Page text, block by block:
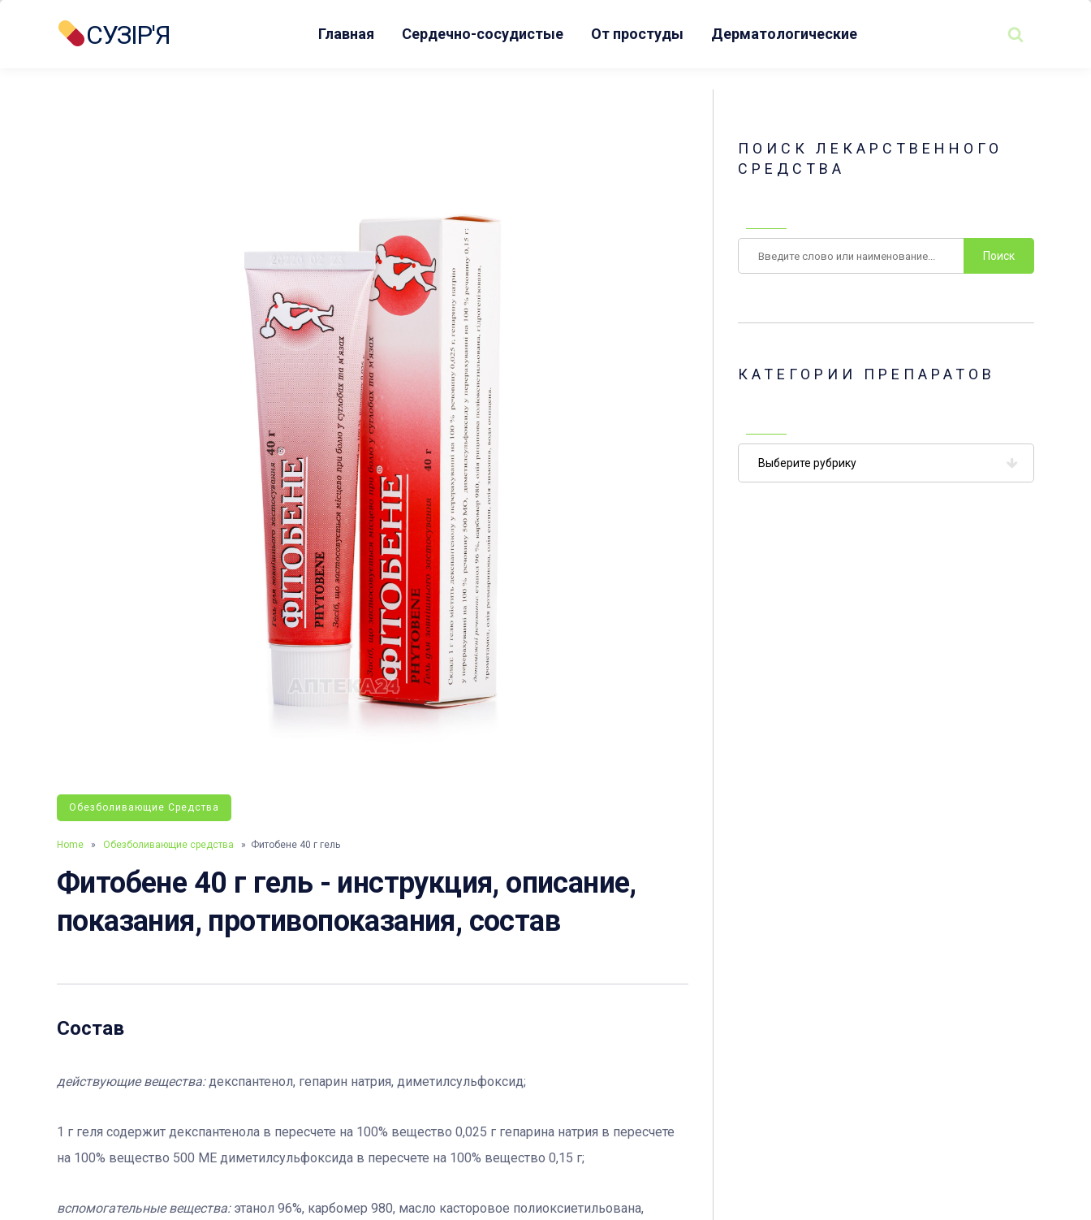
СУЗІР'Я Главная Сердечно-сосудистые От простуды Дерматологические
Обезболивающие Средства
Home » Обезболивающие средства » Фитобене 40 г гель
Фитобене 40 г гель - инструкция, описание,
показания, противопоказания, состав
Состав
действующие вещества:декспантенол, гепарин натрия, диметилсульфоксид;
1 г геля содержит декспантенола в пересчете на 100% вещество 0,025 г гепарина натрия в пересчете
на 100% вещество 500 МЕ диметилсульфоксида в пересчете на 100% вещество 0,15 г;
вспомогательные вещества:этанол 96%, карбомер 980, масло касторовое полиоксиетильована,
ПОИСК ЛЕКАРСТВЕННОГО
СРЕДСТВА
КАТЕГОРИИ ПРЕПАРАТОВ
препаратов